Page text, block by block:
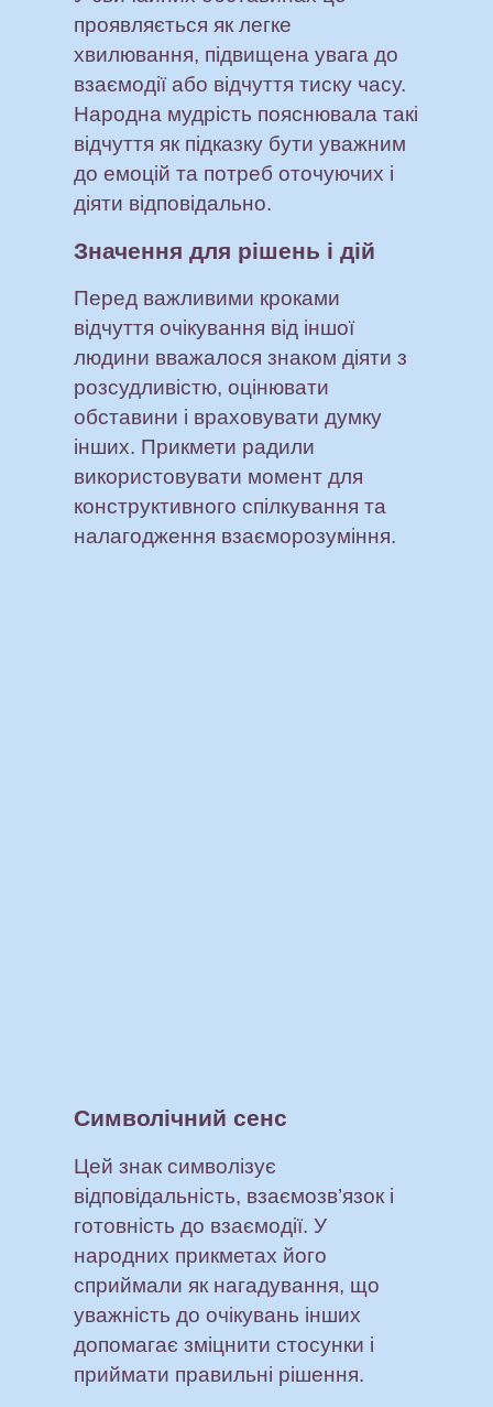
проявляється як легке
хвилювання, підвищена увага до
взаємодії або відчуття тиску часу.
Народна мудрість пояснювала такі
відчуття як підказку бути уважним
до емоцій та потреб оточуючих і
діяти відповідально.
Значення для рішень і дій
Перед важливими кроками
відчуття очікування від іншої
людини вважалося знаком діяти з
розсудливістю, оцінювати
обставини і враховувати думку
інших. Прикмети радили
використовувати момент для
конструктивного спілкування та
налагодження взаєморозуміння.
Символічний сенс
Цей знак символізує
відповідальність, взаємозв’язок і
готовність до взаємодії. У
народних прикметах його
сприймали як нагадування, що
уважність до очікувань інших
допомагає зміцнити стосунки і
приймати правильні рішення.